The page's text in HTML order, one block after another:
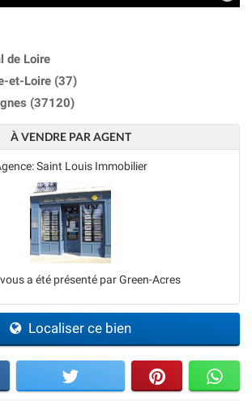
de Loire
et-Loire (37)
(37120)
À VENDRE PAR AGENT
Saint Louis Immobilier
a été présenté par Green-Acres
Localiser ce bien